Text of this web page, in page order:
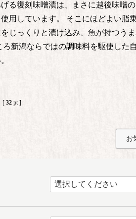
る復刻味噌漬は、まさに越後味噌の
用しています。 そこにほどよい脂
じっくりと漬け込み、魚が持つうま
新潟ならではの調味料を駆使した
[ 32 pt ]
お